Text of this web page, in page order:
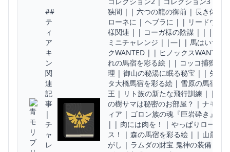
##
テ
ィ
ア
キ
ン
関
連
記
事
|
チ
ャ
レ
狭間 | | 六つの龍の御前 | 長き体の
ローネに | ヘブラに | | リードウ
様関連 | | コーガ様の陰謀 | | | | 始
ミニチャレンジ | |—| | 馬はいずこ
クWANTED | | ヒノックス
れの馬宿を彩る絵 | | コッコ捕獲大
理 | 御山の秘湯に眠る秘宝 | | 矢職
タ大橋馬宿を彩る絵 | 雪原の馬宿
王 | リト族の新たな飛行訓練 | | 洞
の樹サマは秘密のお部屋？ | ナモミ
ィア | ゴロン族の魂『巨岩砕き』 |
| | 肉には肉を！ | やっぱりロース
ス！ | 森の馬宿を彩る絵 | | 山麓の
がし | ラムダの財宝 鬼神の装備 | |